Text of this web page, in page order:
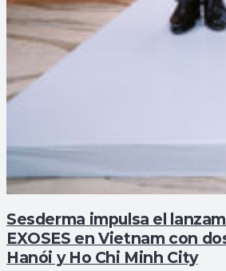
Sesderma impulsa el
EXOSES en Vietnam con
Hanói y Ho Chi Minh City